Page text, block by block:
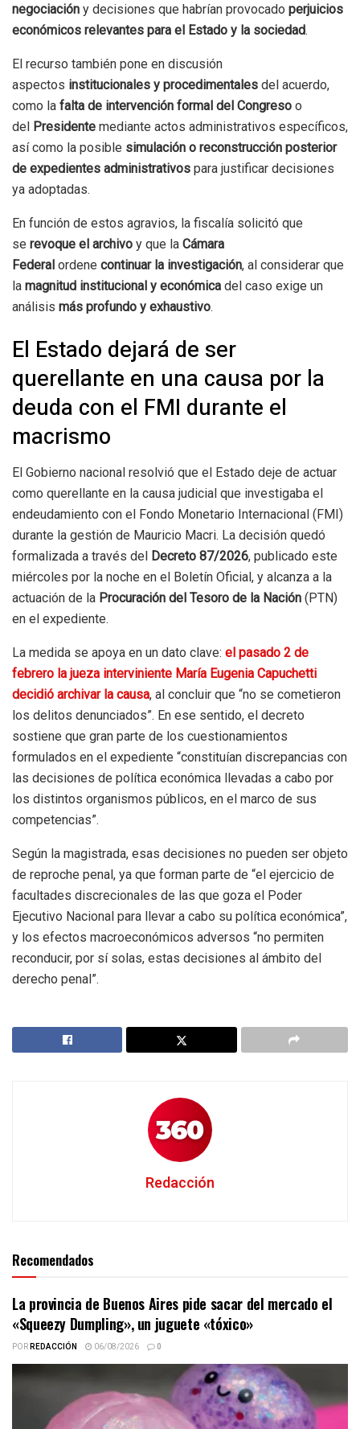
negociación y decisiones que habrían provocado perjuicios
económicos relevantes para el Estado y la sociedad.
El recurso también pone en discusión
aspectos institucionales y procedimentales del acuerdo,
como la falta de intervención formal del Congreso o
del Presidente mediante actos administrativos específicos,
así como la posible simulación o reconstrucción posterior
de expedientes administrativos para justificar decisiones
ya adoptadas.
En función de estos agravios, la fiscalía solicitó que
se revoque el archivo y que la Cámara
Federal ordene continuar la investigación, al considerar que
la magnitud institucional y económica del caso exige un
análisis más profundo y exhaustivo.
El Estado dejará de ser
querellante en una causa por la
deuda con el FMI durante el
macrismo
El Gobierno nacional resolvió que el Estado deje de actuar
como querellante en la causa judicial que investigaba el
endeudamiento con el Fondo Monetario Internacional (FMI)
durante la gestión de Mauricio Macri. La decisión quedó
formalizada a través del Decreto 87/2026, publicado este
miércoles por la noche en el Boletín Oficial, y alcanza a la
actuación de la Procuración del Tesoro de la Nación (PTN)
en el expediente.
La medida se apoya en un dato clave: el pasado 2 de
febrero la jueza interviniente María Eugenia Capuchetti
decidió archivar la causa, al concluir que “no se cometieron
los delitos denunciados”. En ese sentido, el decreto
sostiene que gran parte de los cuestionamientos
formulados en el expediente “constituían discrepancias con
las decisiones de política económica llevadas a cabo por
los distintos organismos públicos, en el marco de sus
competencias”.
Según la magistrada, esas decisiones no pueden ser objeto
de reproche penal, ya que forman parte de “el ejercicio de
facultades discrecionales de las que goza el Poder
Ejecutivo Nacional para llevar a cabo su política económica”,
y los efectos macroeconómicos adversos “no permiten
reconducir, por sí solas, estas decisiones al ámbito del
derecho penal”.
Redacción
Recomendados
La provincia de Buenos Aires pide sacar del mercado el
«Squeezy Dumpling», un juguete «tóxico»
PORREDACCIÓN 06/08/2026 0